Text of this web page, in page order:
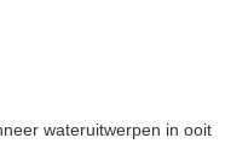
wateruitwerpen in ooit